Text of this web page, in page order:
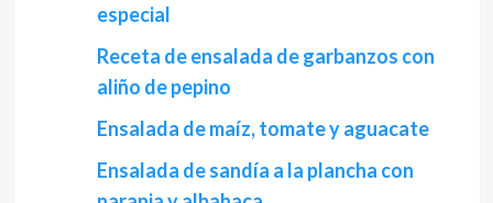
especial
Receta de ensalada de garbanzos con
aliño de pepino
Ensalada de maíz, tomate y aguacate
Ensalada de sandía a la plancha con